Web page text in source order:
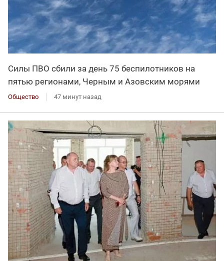
Силы ПВО сбили за день 75 беспилотников на
пятью регионами, Черным и Азовским морями
Общество 47 минут назад